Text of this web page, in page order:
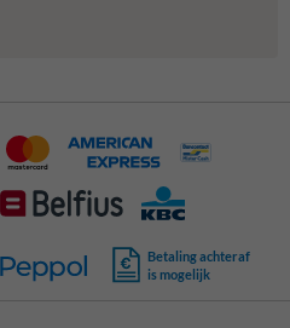
Betaling achteraf
is mogelijk